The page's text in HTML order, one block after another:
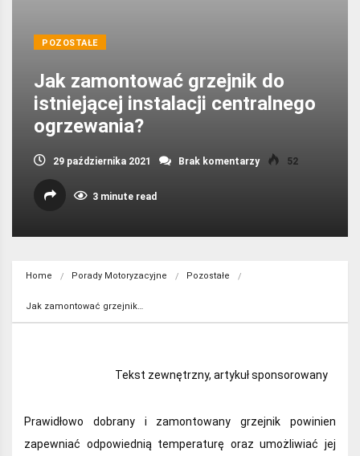
POZOSTAŁE
Jak zamontować grzejnik do
istniejącej instalacji centralnego
ogrzewania?
29 października 2021 Brak komentarzy 52
3 minute read
Home Porady Motoryzacyjne Pozostałe
Jak zamontować grzejnik…
Tekst zewnętrzny, artykuł sponsorowany
Prawidłowo dobrany i zamontowany grzejnik powinien
zapewniać odpowiednią temperaturę oraz umożliwiać jej